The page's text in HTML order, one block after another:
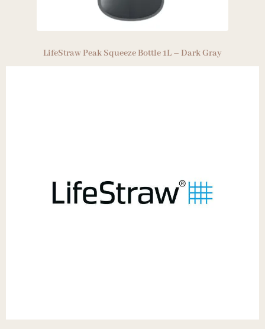
LifeStraw Peak Squeeze Bottle 1L – Dark Gray